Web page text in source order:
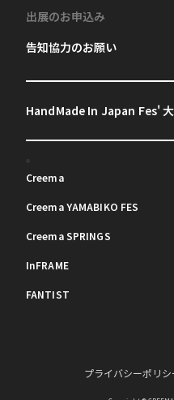
出展のお申込み
告知協力のお願い
HandMade In Japan Fes'
Creema
Creema YAMABIKO FES
Creema SPRINGS
InFRAME
FANTIST
プライバシーポリシ